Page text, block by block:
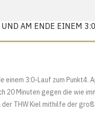
AM ENDE EINEM
einem 3:0-Lauf zum Punkt4.
20 Minuten gegen die wie
THW Kiel mithilfe der